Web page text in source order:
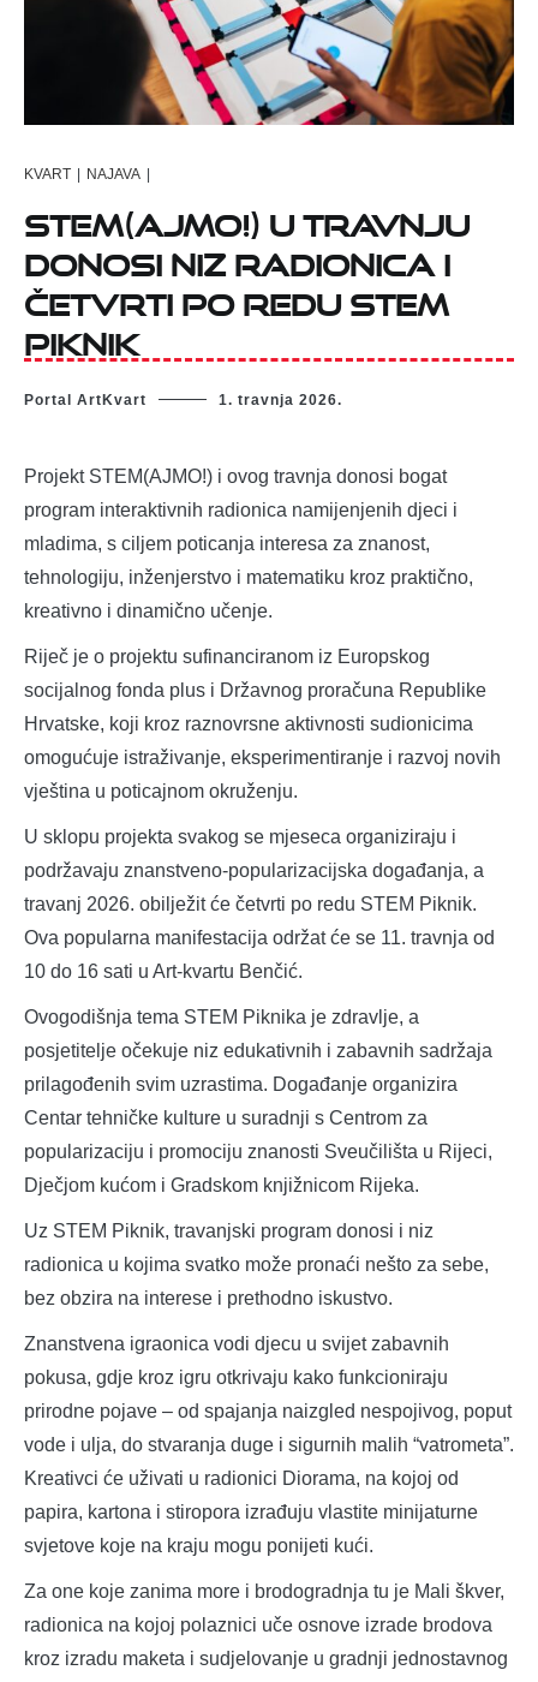
KVART | NAJAVA |
STEM(AJMO!) u travnju
donosi niz radionica i
četvrti po redu STEM
Piknik
Portal ArtKvart 1. travnja 2026.
Projekt STEM(AJMO!) i ovog travnja donosi bogat
program interaktivnih radionica namijenjenih djeci i
mladima, s ciljem poticanja interesa za znanost,
tehnologiju, inženjerstvo i matematiku kroz praktično,
kreativno i dinamično učenje.
Riječ je o projektu sufinanciranom iz Europskog
socijalnog fonda plus i Državnog proračuna Republike
Hrvatske, koji kroz raznovrsne aktivnosti sudionicima
omogućuje istraživanje, eksperimentiranje i razvoj novih
vještina u poticajnom okruženju.
U sklopu projekta svakog se mjeseca organiziraju i
podržavaju znanstveno-popularizacijska događanja, a
travanj 2026. obilježit će četvrti po redu STEM Piknik.
Ova popularna manifestacija održat će se 11. travnja od
10 do 16 sati u Art-kvartu Benčić.
Ovogodišnja tema STEM Piknika je zdravlje, a
posjetitelje očekuje niz edukativnih i zabavnih sadržaja
prilagođenih svim uzrastima. Događanje organizira
Centar tehničke kulture u suradnji s Centrom za
popularizaciju i promociju znanosti Sveučilišta u Rijeci,
Dječjom kućom i Gradskom knjižnicom Rijeka.
Uz STEM Piknik, travanjski program donosi i niz
radionica u kojima svatko može pronaći nešto za sebe,
bez obzira na interese i prethodno iskustvo.
Znanstvena igraonica vodi djecu u svijet zabavnih
pokusa, gdje kroz igru otkrivaju kako funkcioniraju
prirodne pojave – od spajanja naizgled nespojivog, poput
vode i ulja, do stvaranja duge i sigurnih malih “vatrometa”.
Kreativci će uživati u radionici Diorama, na kojoj od
papira, kartona i stiropora izrađuju vlastite minijaturne
svjetove koje na kraju mogu ponijeti kući.
Za one koje zanima more i brodogradnja tu je Mali škver,
radionica na kojoj polaznici uče osnove izrade brodova
kroz izradu maketa i sudjelovanje u gradnji jednostavnog